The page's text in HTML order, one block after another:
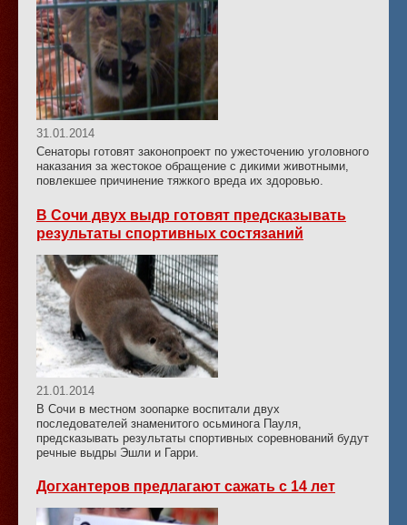
31.01.2014
Сенаторы готовят законопроект по ужесточению уголовного
наказания за жестокое обращение с дикими животными,
повлекшее причинение тяжкого вреда их здоровью.
В Сочи двух выдр готовят предсказывать
результаты спортивных состязаний
21.01.2014
В Сочи в местном зоопарке воспитали двух
последователей знаменитого осьминога Пауля,
предсказывать результаты спортивных соревнований будут
речные выдры Эшли и Гарри.
Догхантеров предлагают сажать с 14 лет